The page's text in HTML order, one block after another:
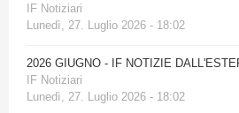
IF Notiziari
Lunedì, 27. Luglio 2026 - 18:02
2026 GIUGNO - IF NOTIZIE
IF Notiziari
Lunedì, 27. Luglio 2026 - 18:02